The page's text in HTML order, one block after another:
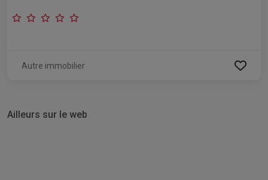
Autre immobilier
Ailleurs sur le web